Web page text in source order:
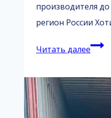
производителя
регион России
Читать далее